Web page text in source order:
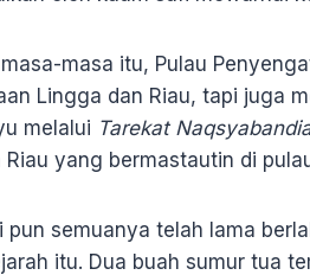
masa itu, Pulau
Lingga dan Riau, tapi juga
melalui Tarekat
Riau yang bermastautin di
pun semuanya telah lama
itu. Dua buah sumur tua